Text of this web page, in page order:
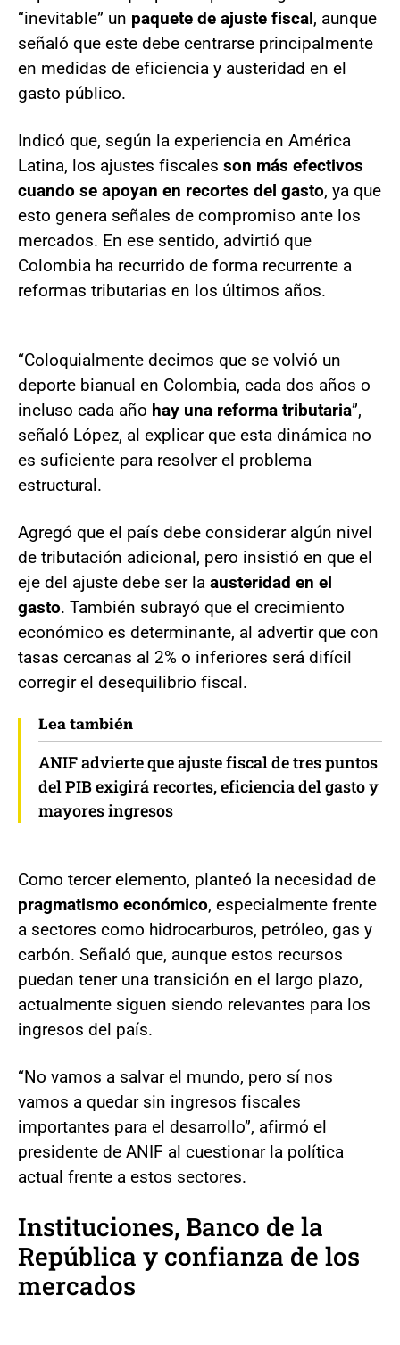
“inevitable” un paquete de ajuste fiscal, aunque
señaló que este debe centrarse principalmente
en medidas de eficiencia y austeridad en el
gasto público.
Indicó que, según la experiencia en América
Latina, los ajustes fiscales son más efectivos
cuando se apoyan en recortes del gasto, ya que
esto genera señales de compromiso ante los
mercados. En ese sentido, advirtió que
Colombia ha recurrido de forma recurrente a
reformas tributarias en los últimos años.
“Coloquialmente decimos que se volvió un
deporte bianual en Colombia, cada dos años o
incluso cada año hay una reforma tributaria”,
señaló López, al explicar que esta dinámica no
es suficiente para resolver el problema
estructural.
Agregó que el país debe considerar algún nivel
de tributación adicional, pero insistió en que el
eje del ajuste debe ser la austeridad en el
gasto. También subrayó que el crecimiento
económico es determinante, al advertir que con
tasas cercanas al 2% o inferiores será difícil
corregir el desequilibrio fiscal.
Lea también
ANIF advierte que ajuste fiscal de tres puntos
del PIB exigirá recortes, eficiencia del gasto y
mayores ingresos
Como tercer elemento, planteó la necesidad de
pragmatismo económico, especialmente frente
a sectores como hidrocarburos, petróleo, gas y
carbón. Señaló que, aunque estos recursos
puedan tener una transición en el largo plazo,
actualmente siguen siendo relevantes para los
ingresos del país.
“No vamos a salvar el mundo, pero sí nos
vamos a quedar sin ingresos fiscales
importantes para el desarrollo”, afirmó el
presidente de ANIF al cuestionar la política
actual frente a estos sectores.
Instituciones, Banco de la
República y confianza de los
mercados